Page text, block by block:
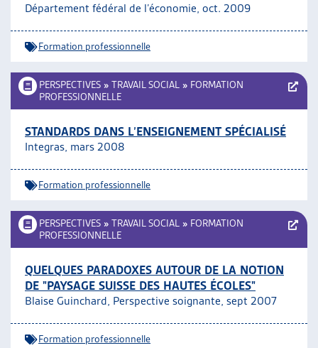
Département fédéral de l’économie, oct. 2009
Formation professionnelle
PERSPECTIVES » TRAVAIL SOCIAL » FORMATION
PROFESSIONNELLE
STANDARDS DANS L’ENSEIGNEMENT SPÉCIALISÉ
Integras, mars 2008
Formation professionnelle
PERSPECTIVES » TRAVAIL SOCIAL » FORMATION
PROFESSIONNELLE
QUELQUES PARADOXES AUTOUR DE LA NOTION
DE "PAYSAGE SUISSE DES HAUTES ÉCOLES"
Blaise Guinchard, Perspective soignante, sept 2007
Formation professionnelle